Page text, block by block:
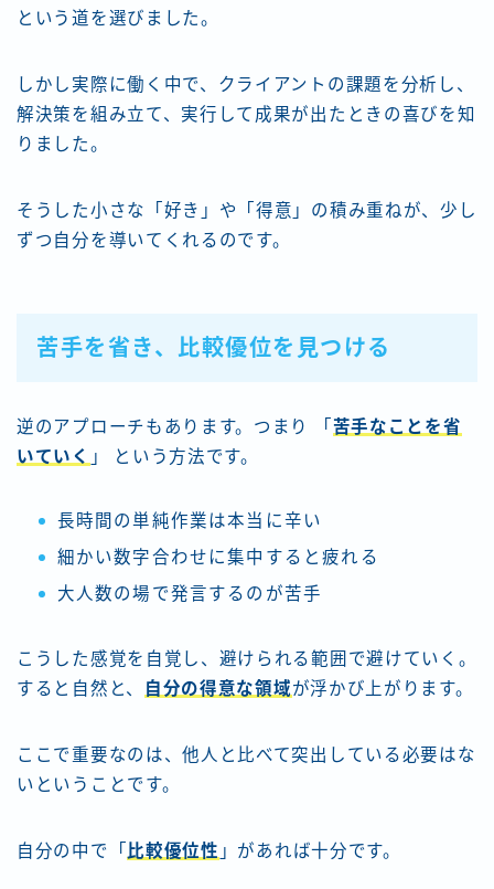
という道を選びました。
しかし実際に働く中で、クライアントの課題を分析し、
解決策を組み立て、実行して成果が出たときの喜びを知
りました。
そうした小さな「好き」や「得意」の積み重ねが、少し
ずつ自分を導いてくれるのです。
苦手を省き、比較優位を見つける
逆のアプローチもあります。つまり 「 苦手なことを省
いていく 」 という方法です。
長時間の単純作業は本当に辛い
細かい数字合わせに集中すると疲れる
大人数の場で発言するのが苦手
こうした感覚を自覚し、避けられる範囲で避けていく。
すると自然と、
自分の得意な領域が浮かび上がります。
ここで重要なのは、他人と比べて突出している必要はな
いということです。
自分の中で「 比較優位性 」があれば十分です。